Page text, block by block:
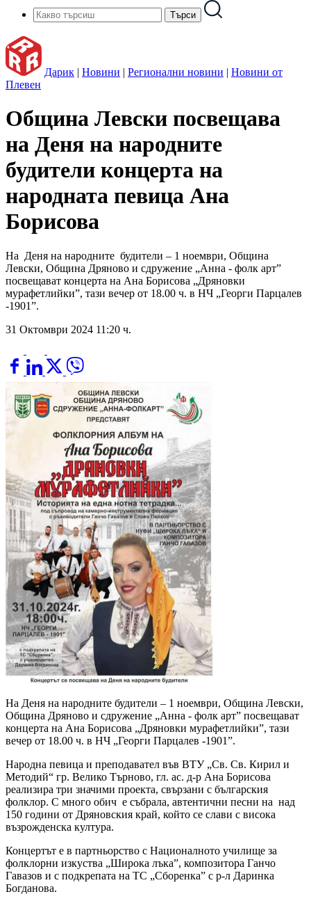
Дарик | Новини | Регионални новини | Новини от
Плевен
Община Левски посвещава
на Деня на народните
будители концерта на
народната певица Ана
Борисова
На Деня на народните будители – 1 ноември, Община
Левски, Община Дряново и сдружение „Анна - фолк арт”
посвещават концерта на Ана Борисова „Дряновки
мурафетлийки”, тази вечер от 18.00 ч. в НЧ „Георги Парцалев
-1901”.
31 Октомври 2024 11:20 ч.
На Деня на народните будители – 1 ноември, Община Левски,
Община Дряново и сдружение „Анна - фолк арт” посвещават
концерта на Ана Борисова „Дряновки мурафетлийки”, тази
вечер от 18.00 ч. в НЧ „Георги Парцалев -1901”.
Народна певица и преподавател във ВТУ „Св. Св. Кирил и
Методий“ гр. Велико Търново, гл. ас. д-р Ана Борисова
реализира три значими проекта, свързани с българския
фолклор. С много обич е събрала, автентични песни на над
150 години от Дряновския край, който се слави с висока
възрожденска култура.
Концертът е в партньорство с Националното училище за
фолклорни изкуства „Широка лъка”, композитора Ганчо
Гавазов и с подкрепата на ТС „Сборенка” с р-л Даринка
Богданова.